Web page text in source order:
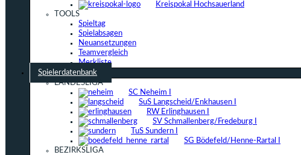
Kreispokal Hochsauerland
TOOLS
Spieltag
Spielabsagen
Neuansetzungen
Teamvergleich
Merkliste
Spielerdatenbank
LANDESLIGA
SC Neheim I
SuS Langscheid/Enkhausen I
RW Erlinghausen I
SV Schmallenberg/Fredeburg I
TuS Sundern I
SG Bödefeld/Henne-Rartal I
BEZIRKSLIGA